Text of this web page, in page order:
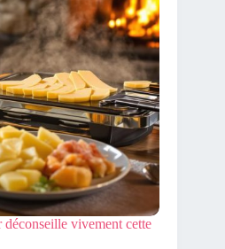
vivement cette